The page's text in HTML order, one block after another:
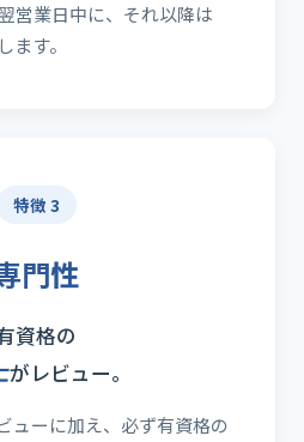
営業日中に、それ以降は
ます。
特徴 3
門性
資格の
がレビュー。
ューに加え、必ず有資格の